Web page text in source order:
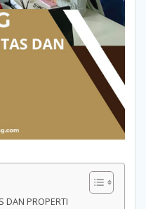
DAN PROPERTI